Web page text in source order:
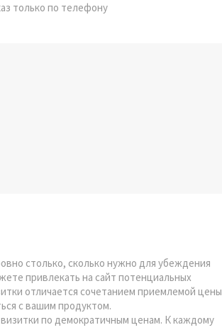
только по телефону
столько, сколько нужно для убеждения
привлекать на сайт потенциальных
отличается сочетанием приемлемой цены
с вашим продуктом.
визитки по демократичным ценам. К каждому